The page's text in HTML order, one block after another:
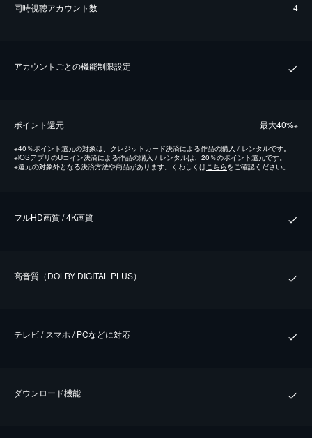
同時視聴アカウント数 4
アカウントごとの機能制限設定
ポイント還元 最⼤40%※
※40％ポイント還元の対象は、クレジットカード決済による作品の購入 / レンタルです。
※iOSアプリのUコイン決済による作品の購入 / レンタルは、20％のポイント還元です。
※還元の対象外となる決済方法や商品があります。くわしくは こちらをご確認ください。
フルHD画質 / 4K画質
⾼⾳質（DOLBY DIGITAL PLUS）
テレビ / スマホ / PCなどに対応
ダウンロード機能